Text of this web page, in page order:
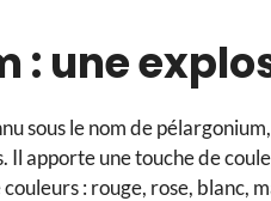
: une
sous le nom de
Il apporte une touche de
: rouge, rose, blanc,